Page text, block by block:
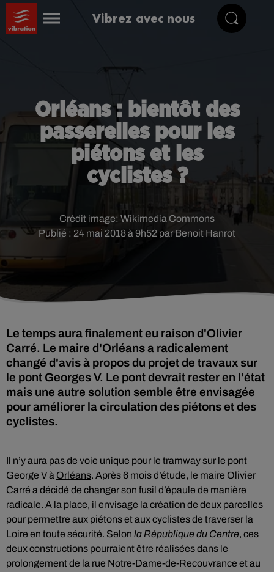
Vibrez avec nous
Orléans : bientôt des
passerelles pour les
piétons et les
cyclistes ?
Publié : 24 mai 2018 à 9h52 par Benoit Hanrot
Crédit image: Wikimedia Commons
Le temps aura finalement eu raison d'Olivier
Carré. Le maire d'Orléans a radicalement
changé d'avis à propos du projet de travaux sur
le pont Georges V. Le pont devrait rester en l'état
mais une autre solution semble être envisagée
pour améliorer la circulation des piétons et des
cyclistes.
Il n’y aura pas de voie unique pour le tramway sur le pont
George V à Orléans. Après 6 mois d’étude, le maire Olivier
Carré a décidé de changer son fusil d’épaule de manière
radicale. A la place, il envisage la création de deux parcelles
pour permettre aux piétons et aux cyclistes de traverser la
Loire en toute sécurité. Selon la République du Centre, ces
deux constructions pourraient être réalisées dans le
prolongement de la rue Notre-Dame-de-Recouvrance et au